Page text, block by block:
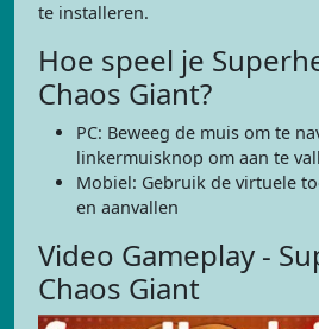
te installeren.
Hoe speel je
Chaos Giant?
PC: Beweeg de muis om te
linkermuisknop om aan te
Mobiel: Gebruik de virtuele
en aanvallen
Video Gameplay -
Chaos Giant